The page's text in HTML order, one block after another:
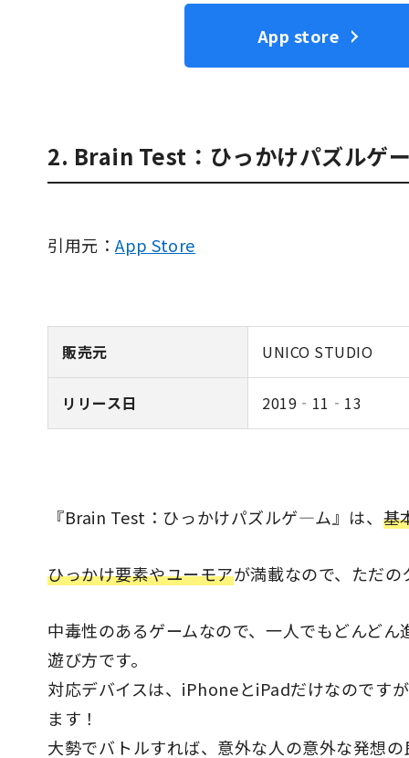
App store
2. Brain Test：ひっかけパズルゲ
引用元：App Store
販売元 UNICO STUDIO
リリース日 2019‐11‐13
『Brain Test：ひっかけパズルゲ―ム』は、 基
ひっかけ要素やユーモアが満載なので、ただ
中毒性のあるゲームなので、一人でもどんど
遊び方です。
対応デバイスは、iPhoneとiPadだけなのです
ます！
大勢でバトルすれば、意外な人の意外な発想